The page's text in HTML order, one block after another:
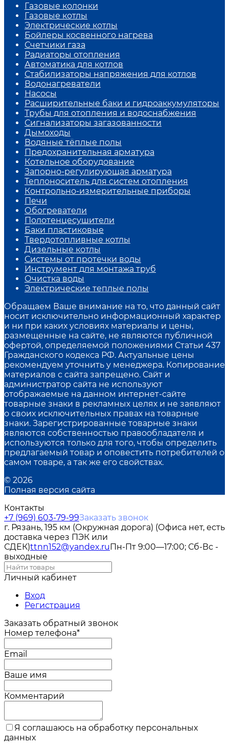
Газовые колонки
Газовые котлы
Электрические котлы
Бойлеры косвенного нагрева
Счетчики газа
Радиаторы отопления
Автоматика для котлов
Стабилизаторы напряжения для котлов
Водонагреватели
Насосы
Расширительные баки и гидроаккумуляторы
Трубы для отопления и водоснабжения
Сигнализаторы загазованности
Дымоходы
Водяные тёплые полы
Предохранительная арматура
Котельное оборудование
Запорно-регулирующая арматура
Теплоноситель для систем отопления
Контрольно-измерительные приборы
Печи
Обогреватели
Полотенцесушители
Баки пластиковые
Твердотопливные котлы
Дизельные котлы
Системы от протечки воды
Инструмент для монтажа труб
Очистка воды
Электрические теплые полы
Обращаем Ваше внимание на то, что данный сайт
носит исключительно информационный характер
и ни при каких условиях материалы и цены,
размещенные на сайте, не являются публичной
офертой, определяемой положениями Статьи 437
Гражданского кодекса РФ. Актуальные цены
рекомендуем уточнить у менеджера. Копирование
материалов с сайта запрещено. Сайт и
администратор сайта не используют
отображаемые на данном интернет-сайте
товарные знаки в рекламных целях и не заявляют
о своих исключительных правах на товарные
знаки. Зарегистрированные товарные знаки
являются собственностью правообладателя и
используются только для того, чтобы определить
предлагаемый товар и оповестить потребителей о
самом товаре, а так же его свойствах.
© 2026
Полная версия сайта
Контакты
+7 (969) 603-79-99Заказать звонок
г. Рязань, 195 км (Окружная дорога) (Офиса нет, есть
доставка через ПЭК или
СДЕК)ttnn152@yandex.ruПн-Пт 9:00—17:00; Сб-Вс -
выходные
Личный кабинет
Вход
Регистрация
Заказать обратный звонок
Номер телефона*
Email
Ваше имя
Комментарий
Я соглашаюсь на обработку персональных
данных